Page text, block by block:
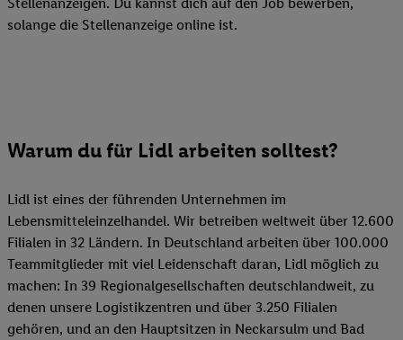
solange die Stellenanzeige online ist.
Warum du für Lidl arbeiten solltest?
Lidl ist eines der führenden Unternehmen im
Lebensmitteleinzelhandel. Wir betreiben weltweit über 12.600
Filialen in 32 Ländern. In Deutschland arbeiten über 100.000
Teammitglieder mit viel Leidenschaft daran, Lidl möglich zu
machen: In 39 Regionalgesellschaften deutschlandweit, zu
denen unsere Logistikzentren und über 3.250 Filialen
gehören, und an den Hauptsitzen in Neckarsulm und Bad